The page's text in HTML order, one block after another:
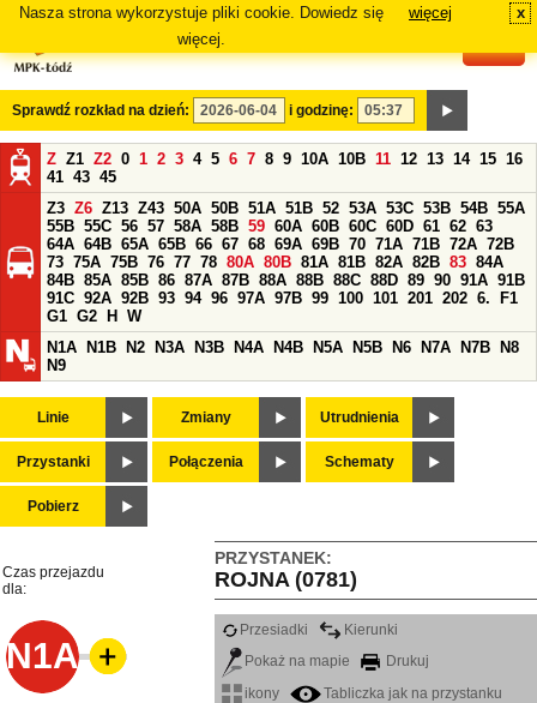
Nasza strona wykorzystuje pliki cookie. Dowiedz się
więcej.
więcej x
Sprawdź rozkład na dzień: i godzinę:
Z Z1 Z2 0 1 2 3 4 5 6 7 8 9 10A 10B 11 12 13 14 15 16
41 43 45
Z3 Z6 Z13 Z43 50A 50B 51A 51B 52 53A 53C 53B 54B 55A
55B 55C 56 57 58A 58B 59 60A 60B 60C 60D 61 62 63
64A 64B 65A 65B 66 67 68 69A 69B 70 71A 71B 72A 72B
73 75A 75B 76 77 78 80A 80B 81A 81B 82A 82B 83 84A
84B 85A 85B 86 87A 87B 88A 88B 88C 88D 89 90 91A 91B
91C 92A 92B 93 94 96 97A 97B 99 100 101 201 202 6.
F1
G1 G2 H
W
N1A
N1B N2 N3A N3B N4A N4B N5A N5B N6 N7A N7B
N8
N9
Linie Zmiany Utrudnienia
Przystanki Połączenia Schematy
Pobierz
PRZYSTANEK:
ROJNA (0781)
Czas przejazdu
dla:
N1A
Przesiadki
Kierunki
Pokaż na mapie
Drukuj
ikony
Tabliczka jak na przystanku